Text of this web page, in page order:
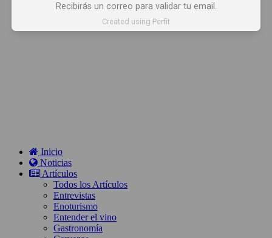
Inicio
Noticias
Artículos
Todos los Artículos
Entrevistas
Enoturismo
Entender el vino
Gastronomía
Recibirás un correo para validar tu email.
Created using Perfit